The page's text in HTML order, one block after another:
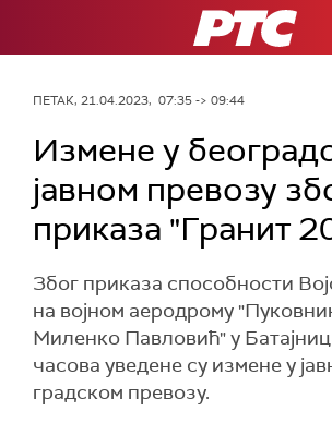
РТС
ПЕТАК, 21.04.2023, 07:35 -> 09:44
Измене у
јавном превозу
приказа "Гранит
Због приказа способности
на војном аеродрому
Миленко Павловић" у
часова уведене су измене у
градском превозу.